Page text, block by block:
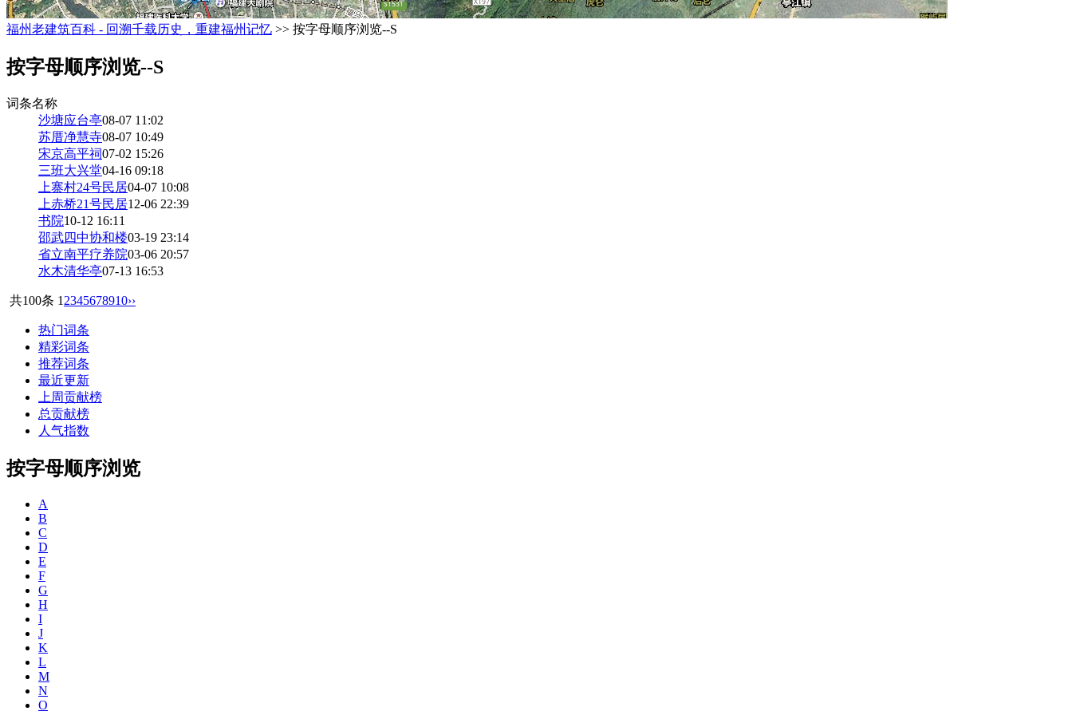
福州老建筑百科 - 回溯千载历史，重建福州记忆 >> 按字母顺序浏览--S
按字母顺序浏览--S
词条名称
沙塘应台亭08-07 11:02
苏厝净慧寺08-07 10:49
宋京高平祠07-02 15:26
三班大兴堂04-16 09:18
上寨村24号民居04-07 10:08
上赤桥21号民居12-06 22:39
书院10-12 16:11
邵武四中协和楼03-19 23:14
省立南平疗养院03-06 20:57
水木清华亭07-13 16:53
共100条 1 2345678910››
热门词条
精彩词条
推荐词条
最近更新
上周贡献榜
总贡献榜
人气指数
按字母顺序浏览
A
B
C
D
E
F
G
H
I
J
K
L
M
N
O